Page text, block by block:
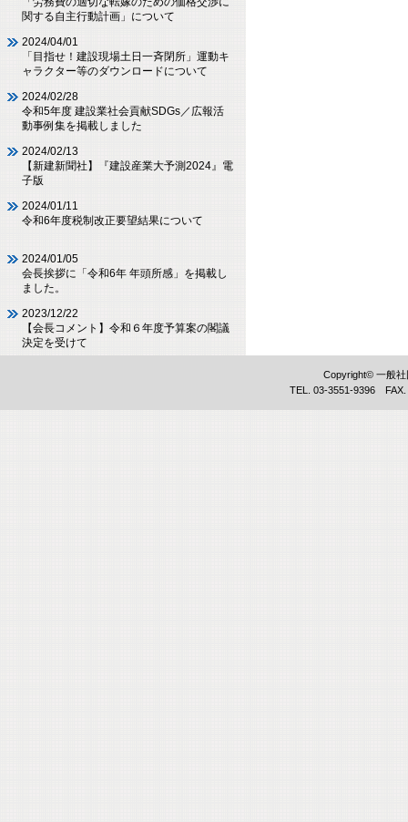
関する自主行動計画」について
2024/04/01
「目指せ！建設現場土日一斉閉所」運動キ
ャラクター等のダウンロードについて
2024/02/28
令和5年度 建設業社会貢献SDGs／広報活
動事例集を掲載しました
2024/02/13
【新建新聞社】『建設産業大予測2024』電
子版
2024/01/11
令和6年度税制改正要望結果について
2024/01/05
会長挨拶に「令和6年 年頭所感」を掲載し
ました。
2023/12/22
【会長コメント】令和６年度予算案の閣議
決定を受けて
Copyright© 一般
TEL. 03-3551-9396